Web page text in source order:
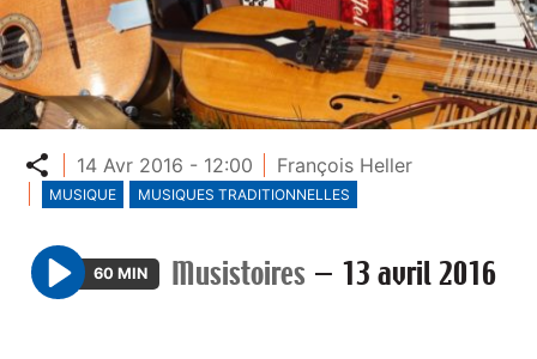
Partager
14 Avr 2016 - 12:00 François Heller
MUSIQUE MUSIQUES TRADITIONNELLES
P
60 MIN Musistoires — 13 avril 2016